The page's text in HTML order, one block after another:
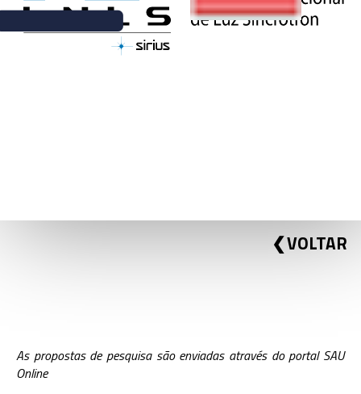
NOTÍCIAS | 1º DE SETEMBRO DE 2017
VOLTAR
As propostas de pesquisa são enviadas através do portal SAU
Online